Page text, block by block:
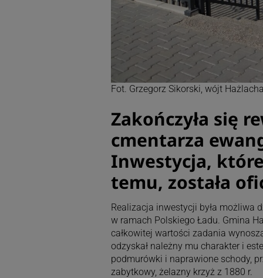
Fot. Grzegorz Sikorski, wójt Hażlacha
Zakończyła się
cmentarza
Inwestycja,
temu, została
Realizacja inwestycji była możliwa
w ramach Polskiego Ładu. Gmina
całkowitej wartości zadania
odzyskał należny mu charakter i
podmurówki i naprawione schody,
zabytkowy, żelazny krzyż z 1880 r.